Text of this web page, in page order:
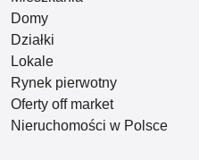
Domy
Działki
Lokale
Rynek pierwotny
Oferty off market
Nieruchomości w Polsce